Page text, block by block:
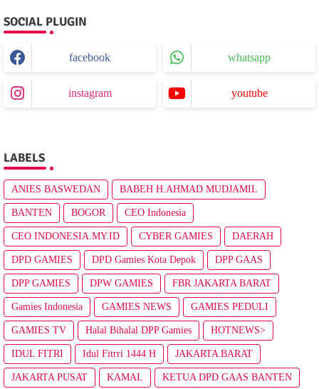
SOCIAL PLUGIN
facebook whatsapp
instagram youtube
LABELS
ANIES BASWEDAN BABEH H.AHMAD MUDJAMIL
BANTEN BOGOR CEO Indonesia
CEO INDONESIA.MY.ID CYBER GAMIES DAERAH
DPD GAMIES DPD Gamies Kota Depok DPP GAAS
DPP GAMIES DPW GAMIES FBR JAKARTA BARAT
Gamies Indonesia GAMIES NEWS GAMIES PEDULI
GAMIES TV Halal Bihalal DPP Gamies HOTNEWS>
IDUL FITRI Idul Fitrri 1444 H JAKARTA BARAT
JAKARTA PUSAT KAMAL KETUA DPD GAAS BANTEN